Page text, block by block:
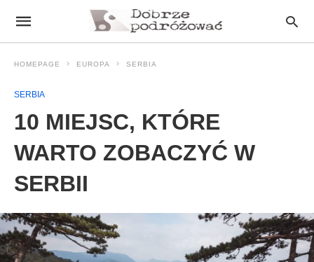
HOMEPAGE EUROPA SERBIA
SERBIA
10 MIEJSC, KTÓRE
WARTO ZOBACZYĆ W
SERBII